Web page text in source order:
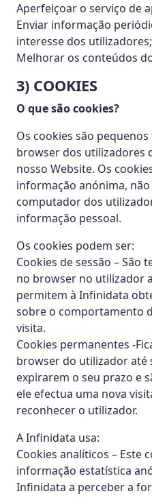
Aperfeiçoar o serviço de
Enviar informação
interesse dos utilizadores;
Melhorar os conteúdos
3) COOKIES
O que são cookies?
Os cookies são
browser dos utilizadores
nosso Website. Os
informação anónima,
computador dos
informação pessoal.
Os cookies podem ser:
Cookies de sessão – São
no browser no utilizador
permitem à Infinidata
sobre o comportamento
visita.
Cookies permanentes -
browser do utilizador até
expirarem o seu prazo e
ele efectua uma nova
reconhecer o utilizador.
A Infinidata usa:
Cookies analíticos – Este
informação estatística
Infinidata a perceber a